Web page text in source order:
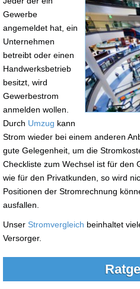
Gewerbe
angemeldet hat, ein
Unternehmen
betreibt oder einen
Handwerksbetrieb
besitzt, wird
Gewerbestrom
anmelden wollen.
Durch Umzug kann
Strom wieder bei einem anderen
gute Gelegenheit, um die
Checkliste zum Wechsel ist für den
wie für den Privatkunden, so wird
Positionen der Stromrechnung
ausfallen.
Unser Stromvergleich beinhaltet
Versorger.